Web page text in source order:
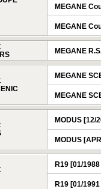
MEGANE
MEGANE
MEGANE
MEGANE
MEGANE
MODUS [12/
MODUS
R19 [01/
R19 [01/